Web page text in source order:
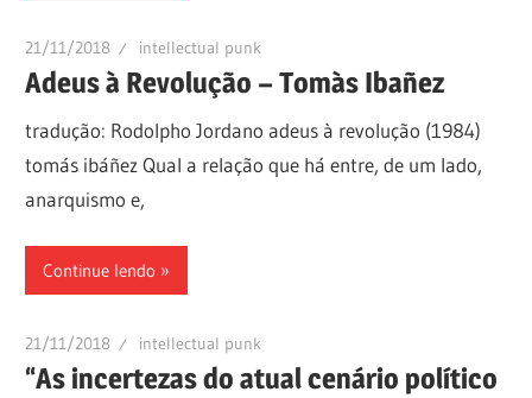
21/11/2018 intellectual punk
Adeus à Revolução – Tomàs Ibañez
tradução: Rodolpho Jordano adeus à revolução (1984)
tomás ibáñez Qual a relação que há entre, de um lado,
anarquismo e,
Continue lendo
21/11/2018 intellectual punk
“As incertezas do atual cenário político